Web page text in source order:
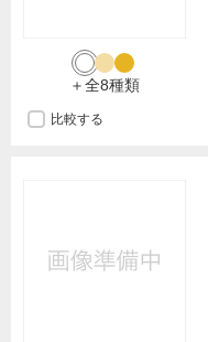
＋全8種類
比較する